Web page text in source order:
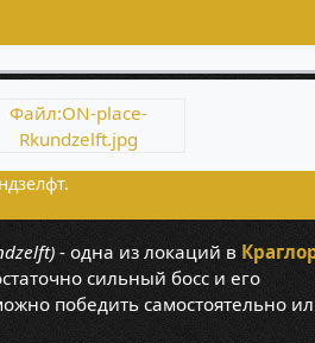
Файл:ON-place-
Rkundzelft.jpg
- одна из локаций в
сильный босс и его
победить самостоятельно